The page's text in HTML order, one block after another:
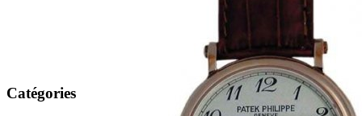
Catégories